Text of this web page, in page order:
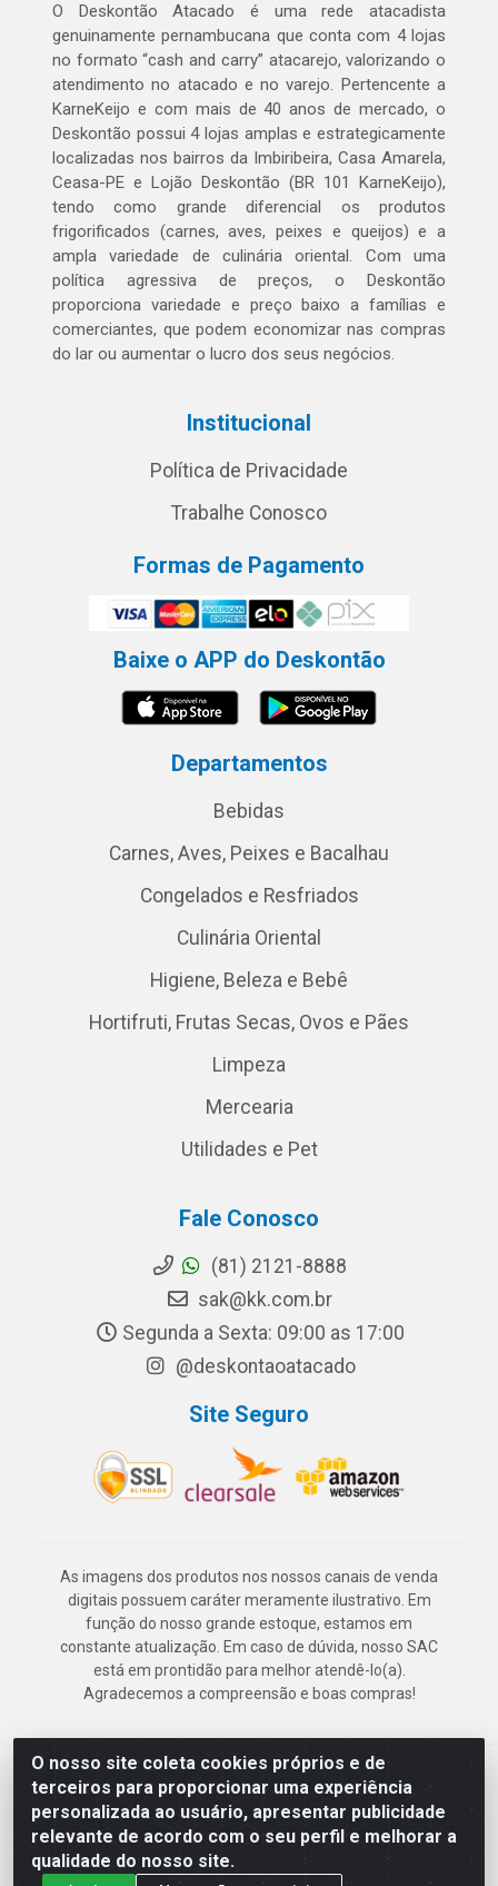
O nosso site coleta cookies próprios e de
terceiros para proporcionar uma experiência
personalizada ao usuário, apresentar publicidade
relevante de acordo com o seu perfil e melhorar a
qualidade do nosso site.
O Deskontão Atacado é uma rede atacadista
genuinamente pernambucana que conta com 4 lojas
no formato “cash and carry” atacarejo, valorizando o
atendimento no atacado e no varejo. Pertencente a
KarneKeijo e com mais de 40 anos de mercado, o
Deskontão possui 4 lojas amplas e estrategicamente
localizadas nos bairros da Imbiribeira, Casa Amarela,
Ceasa-PE e Lojão Deskontão (BR 101 KarneKeijo),
tendo como grande diferencial os produtos
frigorificados (carnes, aves, peixes e queijos) e a
ampla variedade de culinária oriental. Com uma
política agressiva de preços, o Deskontão
proporciona variedade e preço baixo a famílias e
comerciantes, que podem economizar nas compras
do lar ou aumentar o lucro dos seus negócios.
Institucional
Política de Privacidade
Trabalhe Conosco
Formas de Pagamento
Baixe o APP do Deskontão
Departamentos
Bebidas
Carnes, Aves, Peixes e Bacalhau
Congelados e Resfriados
Culinária Oriental
Higiene, Beleza e Bebê
Hortifruti, Frutas Secas, Ovos e Pães
Limpeza
Mercearia
Utilidades e Pet
Fale Conosco
(81) 2121-8888
sak@kk.com.br
Segunda a Sexta: 09:00 as 17:00
@deskontaoatacado
Site Seguro
As imagens dos produtos nos nossos canais de venda
digitais possuem caráter meramente ilustrativo. Em
função do nosso grande estoque, estamos em
constante atualização. Em caso de dúvida, nosso SAC
está em prontidão para melhor atendê-lo(a).
Agradecemos a compreensão e boas compras!
Deskontão Atacado - Av. Marechal Mascarenhas de Morais, 2471 -
Imbiribeira - Recife/PE - CEP 51.150-001 - CNPJ 24.150.377/0003-
57